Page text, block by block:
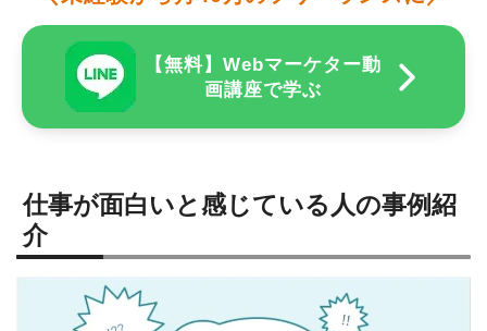
【無料】Webマーケター動
画講座で学ぶ
仕事が面白いと感じている人の事例紹
介